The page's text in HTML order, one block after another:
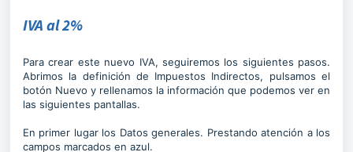
IVA al 2%
Para crear este nuevo IVA, seguiremos los siguientes pasos.
Abrimos la definición de Impuestos Indirectos, pulsamos el
botón Nuevo y rellenamos la información que podemos ver en
las siguientes pantallas.
En primer lugar los Datos generales. Prestando atención a los
campos marcados en azul.